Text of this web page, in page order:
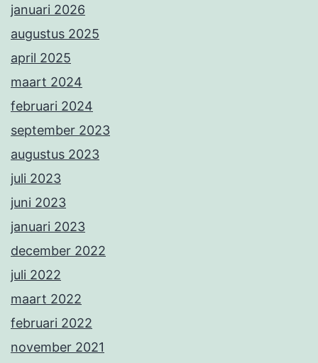
januari 2026
augustus 2025
april 2025
maart 2024
februari 2024
september 2023
augustus 2023
juli 2023
juni 2023
januari 2023
december 2022
juli 2022
maart 2022
februari 2022
november 2021